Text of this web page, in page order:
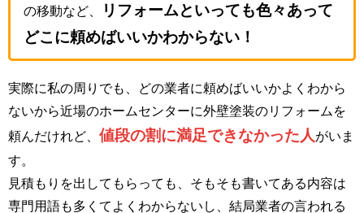
の移動など、
リフォームといっても色々あって
どこに頼めばいいかわからない！
実際に私の周りでも、どの業者に頼めばいいかよくわから
ないから近場のホームセンターに外壁塗装のリフォームを
頼んだけれど、 値段の割に満足できなかった人 がいま
す。
見積もりを出してもらっても、そもそも書いてある内容は
専門用語も多くてよくわからないし、結局業者の言われる